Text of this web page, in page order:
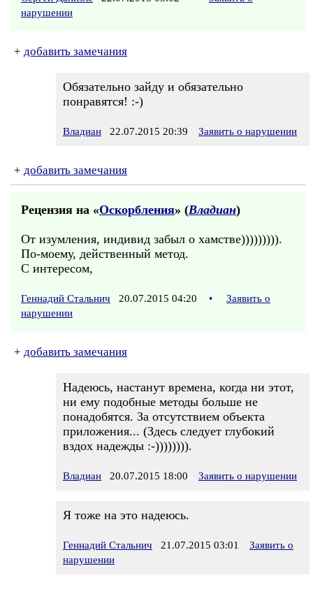
нарушении
+ добавить замечания
Обязательно зайду и обязательно
понравятся! :-)
Владиан 22.07.2015 20:39 Заявить о нарушении
+ добавить замечания
Рецензия на «Оскорбления» (Владиан)
От изумления, индивид забыл о хамстве))))))))).
По-моему, действенный метод.
С интересом,
Геннадий Стальнич 20.07.2015 04:20 •
Заявить о
нарушении
+ добавить замечания
Надеюсь, настанут времена, когда ни этот,
ни ему подобные методы больше не
понадобятся. За отсутствием объекта
приложения... (Здесь следует глубокий
вздох надежды :-)))))))).
Владиан 20.07.2015 18:00 Заявить о нарушении
Я тоже на это надеюсь.
Геннадий Стальнич 21.07.2015 03:01
Заявить о
нарушении